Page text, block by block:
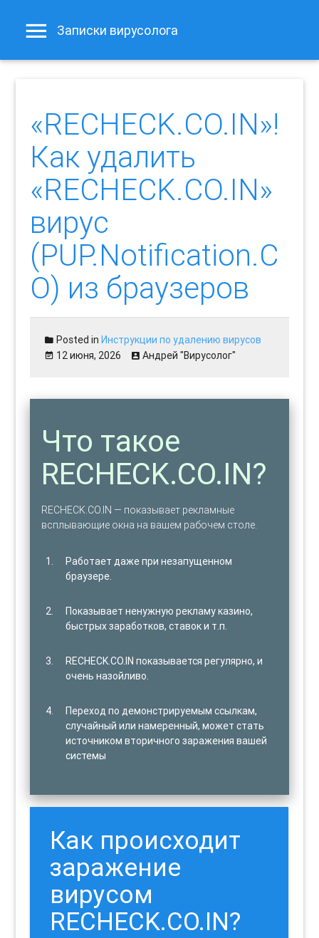
Записки вирусолога
«RECHECK.CO.IN»!
Как удалить
«RECHECK.CO.IN»
вирус
(PUP.Notification.C
O) из браузеров
Posted inИнструкции по удалению вирусов
12 июня, 2026
Андрей "Вирусолог"
Что такое
RECHECK.CO.IN?
RECHECK.CO.IN — показывает рекламные
всплывающие окна на вашем рабочем столе.
Работает даже при незапущенном
браузере.
Показывает ненужную рекламу казино,
быстрых заработков, ставок и т.п.
RECHECK.CO.IN показывается регулярно, и
очень назойливо.
Переход по демонстрируемым ссылкам,
случайный или намеренный, может стать
источником вторичного заражения вашей
системы
Как происходит
заражение
вирусом
RECHECK.CO.IN?